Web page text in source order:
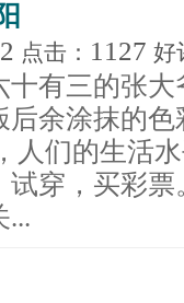
点击： 1127 好
有三的张
余涂抹的
人们的生活
穿，买彩
...